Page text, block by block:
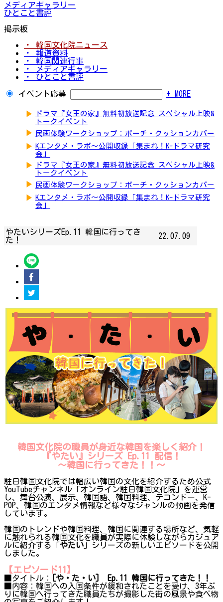
メディアギャラリー
ひとこと書評
掲示板
・ 韓国文化院ニュース
・ 報道資料
・ 韓国関連行事
・ メディアギャラリー
・ ひとこと書評
イベント応募 + MORE
▶
ドラマ『女王の家』無料初放送記念 スペシャル上映&
トークイベント
▶ 民画体験ワークショップ：ポーチ・クッションカバー
▶ Kエンタメ・ラボ～公開収録「集まれ！K-ドラマ研究
会」
▶
ドラマ『女王の家』無料初放送記念 スペシャル上映&
トークイベント
▶ 民画体験ワークショップ：ポーチ・クッションカバー
▶ Kエンタメ・ラボ～公開収録「集まれ！K-ドラマ研究
会」
やたいシリーズEp.11 韓国に行ってき
た！
22.07.09
韓国文化院の職員が身近な韓国を楽しく紹介！
『やたい』シリーズ Ep.11 配信！
～韓国に行ってきた！！ 〜
駐日韓国文化院では幅広い韓国の文化を紹介するため公式
YouTubeチャンネル「オンライン駐日韓国文化院」を運営
し、舞台公演、展示、韓国語、韓国料理、テコンドー、K-
POP、韓国のエンタメ情報など様々なジャンルの動画を発信
しています。
韓国のトレンドや韓国料理、韓国に関連する場所など、気軽
に触れられる韓国文化を職員が実際に体験しながらカジュア
ルに紹介する「やたい 」シリーズの新しいエピソードを公開
しました。
【エピソード11】
■タイトル：
[や・た・い] Ep.11 韓国に行ってきた！！
■内容：韓国への入国条件が緩和されたことを受け、3年ぶ
りに韓国へ行ってきた職員たちが撮影した街の風景や食べ物